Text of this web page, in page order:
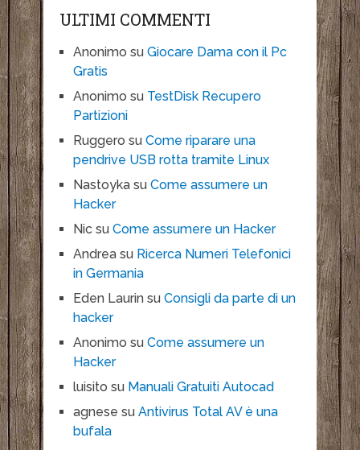
ULTIMI COMMENTI
Anonimo su Giocare Dama con il Pc
Gratis
Anonimo su TestDisk Recupero
Partizioni
Ruggero su Come riparare una
pendrive USB rotta tramite Linux
Nastoykasu Come assumere un
Hacker
Nicsu Come assumere un Hacker
Andreasu Ricerca Numeri Telefonici
in Germania
Eden Laurinsu Consigli da parte di un
hacker
Anonimo su Come assumere un
Hacker
luisito su Manuali Gratuiti Autocad
agnese su Antivirus Total AV è una
bufala